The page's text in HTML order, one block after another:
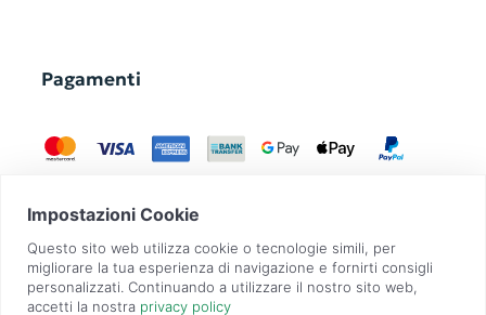
Pagamenti
GadgetZilla è un Brand di Overbi S.r.l.| realizzato con Contit
| © 2026 Tutti
i diritti riservati | P.IVA: 09351560967